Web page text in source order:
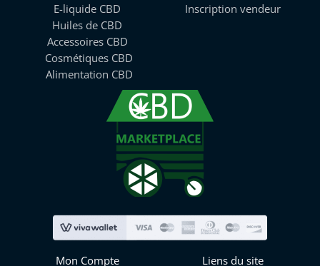
E-liquide CBD
Huiles de CBD
Accessoires CBD
Cosmétiques CBD
Alimentation CBD
Inscription vendeur
Mon Compte Liens du site